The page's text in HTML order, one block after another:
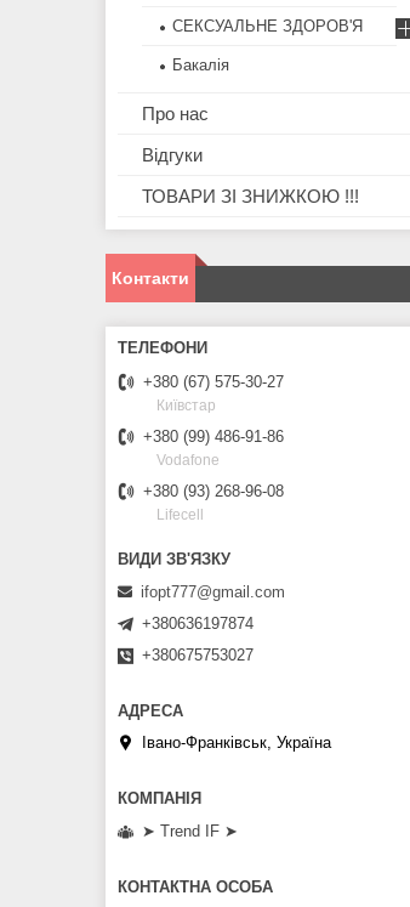
СЕКСУАЛЬНЕ ЗДОРОВ'Я
Бакалія
Про нас
Відгуки
ТОВАРИ ЗІ ЗНИЖКОЮ !!!
Контакти
+380 (67) 575-30-27
Київстар
+380 (99) 486-91-86
Vodafone
+380 (93) 268-96-08
Lifecell
ifopt777@gmail.com
+380636197874
+380675753027
Івано-Франківськ, Україна
➤ Trend IF ➤